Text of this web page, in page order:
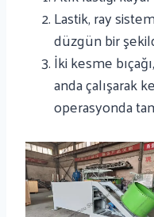
Lastik, ray
düzgün bir
İki kesme
anda çalışarak
operasyonda